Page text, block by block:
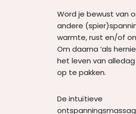
Word je bewust van
andere
warmte, rust en/of
Om daarna ‘als
het leven van
op te pakken.
De intuïtieve